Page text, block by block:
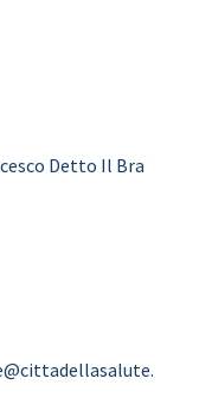
Detto Il Bra